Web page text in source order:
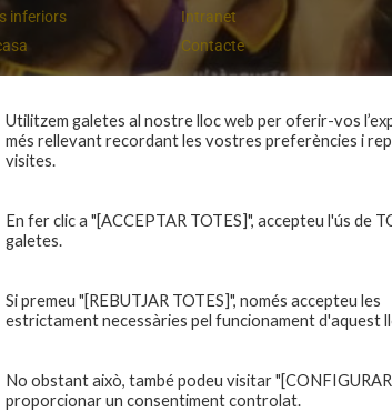
inferiors
Intranet
Contacte
Molt bona imatge de l'equip
Utilitzem galetes al nostre lloc web per oferir-vos
més rellevant recordant les vostres preferències i
visites.
En fer clic a "[ACCEPTAR TOTES]", accepteu l'ús de
galetes.
Si premeu "[REBUTJAR TOTES]", només accepteu les
estrictament necessàries pel funcionament d'aquest
No obstant això, també podeu visitar
proporcionar un consentiment controlat.